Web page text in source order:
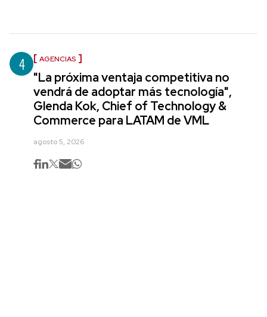
4 AGENCIAS
"La próxima ventaja competitiva no
vendrá de adoptar más tecnología",
Glenda Kok, Chief of Technology &
Commerce para LATAM de VML
agosto 5, 2026